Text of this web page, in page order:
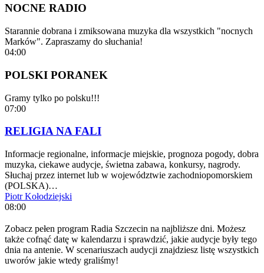
NOCNE RADIO
Starannie dobrana i zmiksowana muzyka dla wszystkich "nocnych
Marków". Zapraszamy do słuchania!
04:00
POLSKI PORANEK
Gramy tylko po polsku!!!
07:00
RELIGIA NA FALI
Informacje regionalne, informacje miejskie, prognoza pogody, dobra
muzyka, ciekawe audycje, świetna zabawa, konkursy, nagrody.
Słuchaj przez internet lub w województwie zachodniopomorskiem
(POLSKA)…
Piotr Kołodziejski
08:00
Zobacz pełen program Radia Szczecin na najbliższe dni. Możesz
także cofnąć datę w kalendarzu i sprawdzić, jakie audycje były tego
dnia na antenie. W scenariuszach audycji znajdziesz listę wszystkich
uworów jakie wtedy graliśmy!